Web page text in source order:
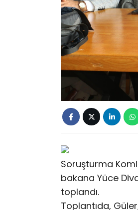
Soruşturma
bakana Yüce
toplandı.
Toplantıda,